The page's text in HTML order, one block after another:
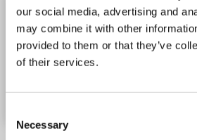
our social media, advertising and
may combine it with other
provided to them or that they’ve
of their services.
Selection
Necessary
MPST Kit ELISA
MPST Reactivité: Souris
N° du produit ABIN1119031
Fiche technique